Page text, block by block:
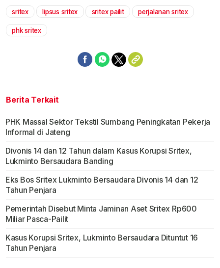
Mute
sritex lipsus sritex sritex pailit perjalanan sritex
phk sritex
Berita Terkait
PHK Massal Sektor Tekstil Sumbang Peningkatan Pekerja
Informal di Jateng
Divonis 14 dan 12 Tahun dalam Kasus Korupsi Sritex,
Lukminto Bersaudara Banding
Eks Bos Sritex Lukminto Bersaudara Divonis 14 dan 12
Tahun Penjara
Pemerintah Disebut Minta Jaminan Aset Sritex Rp600
Miliar Pasca-Pailit
Kasus Korupsi Sritex, Lukminto Bersaudara Dituntut 16
Tahun Penjara